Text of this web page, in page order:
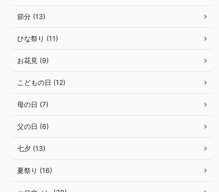
節分 (13)
ひな祭り (11)
お花見 (9)
こどもの日 (12)
母の日 (7)
父の日 (6)
七夕 (13)
夏祭り (16)